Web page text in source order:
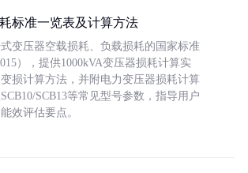
标准一览表及计算方法
变压器空载损耗、负载损耗的国家标准
），提供1000kVA变压器损耗计算实
损计算方法，并附电力变压器损耗计算
SCB13等常见型号参数，指导用户
效评估要点。